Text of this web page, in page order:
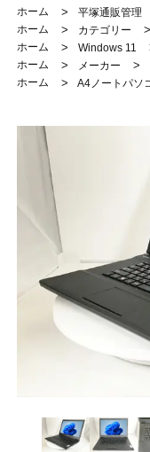
ホーム > 平塚通販管理
ホーム
> カテゴリー >
ホーム
> Windows 11
ホーム
> メーカー >
ホーム
> A4ノートパソ